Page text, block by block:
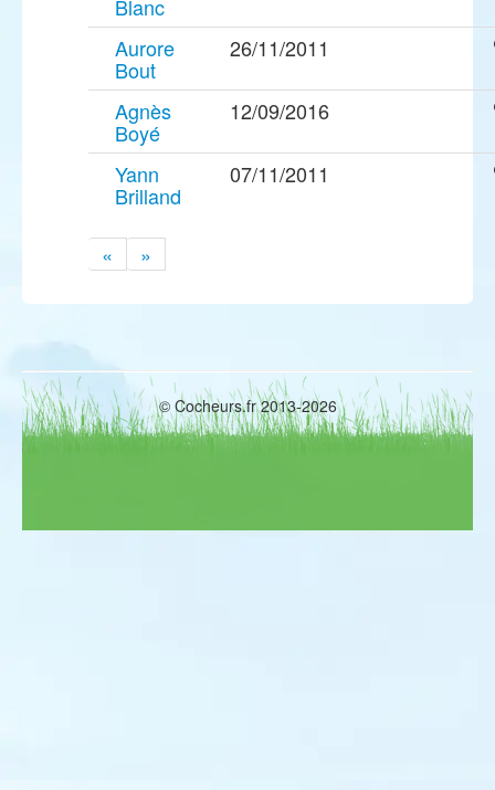
Blanc
Aurore
Bout
26/11/2011
Agnès
Boyé
12/09/2016
Yann
Brilland
07/11/2011
« »
© Cocheurs.fr 2013-2026